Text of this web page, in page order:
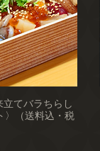
てバラちらし
〉（送料込・税